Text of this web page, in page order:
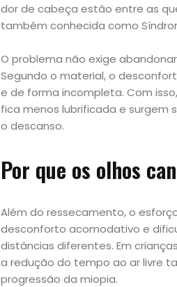
dor de cabeça estão entre as
também conhecida como
O problema não exige
Segundo o material, o
e de forma incompleta. Com
fica menos lubrificada e
o descanso.
Por que os olhos
Além do ressecamento, o
desconforto acomodativo e
distâncias diferentes. Em
a redução do tempo ao ar livre
progressão da miopia.